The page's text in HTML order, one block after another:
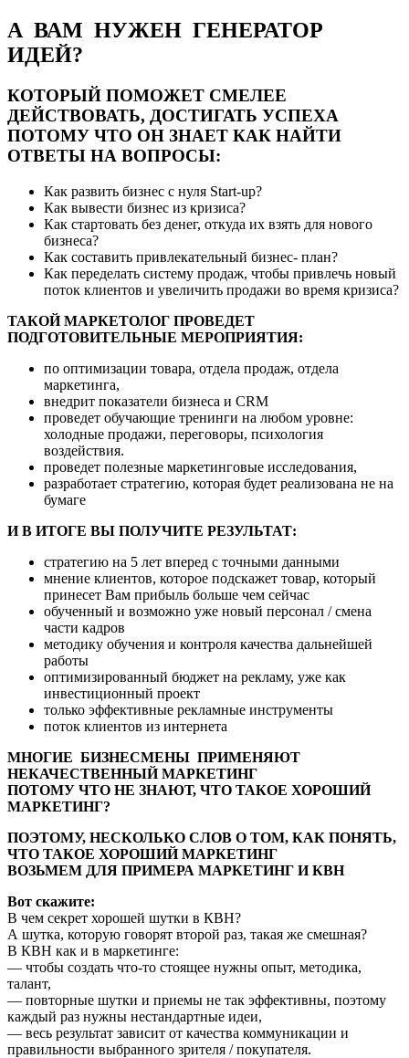
А ВАМ НУЖЕН ГЕНЕРАТОР
ИДЕЙ?
КОТОРЫЙ ПОМОЖЕТ СМЕЛЕЕ
ДЕЙСТВОВАТЬ, ДОСТИГАТЬ УСПЕХА
ПОТОМУ ЧТО ОН ЗНАЕТ КАК НАЙТИ
ОТВЕТЫ НА ВОПРОСЫ:
Как развить бизнес с нуля Start-up?
Как вывести бизнес из кризиса?
Как стартовать без денег, откуда их взять для нового
бизнеса?
Как составить привлекательный бизнес- план?
Как переделать систему продаж, чтобы привлечь новый
поток клиентов и увеличить продажи во время кризиса?
ТАКОЙ МАРКЕТОЛОГ ПРОВЕДЕТ
ПОДГОТОВИТЕЛЬНЫЕ МЕРОПРИЯТИЯ:
по оптимизации товара, отдела продаж, отдела
маркетинга,
внедрит показатели бизнеса и CRM
проведет обучающие тренинги на любом уровне:
холодные продажи, переговоры, психология
воздействия.
проведет полезные маркетинговые исследования,
разработает стратегию, которая будет реализована не на
бумаге
И В ИТОГЕ ВЫ ПОЛУЧИТЕ РЕЗУЛЬТАТ:
стратегию на 5 лет вперед с точными данными
мнение клиентов, которое подскажет товар, который
принесет Вам прибыль больше чем сейчас
обученный и возможно уже новый персонал / смена
части кадров
методику обучения и контроля качества дальнейшей
работы
оптимизированный бюджет на рекламу, уже как
инвестиционный проект
только эффективные рекламные инструменты
поток клиентов из интернета
МНОГИЕ БИЗНЕСМЕНЫ ПРИМЕНЯЮТ
НЕКАЧЕСТВЕННЫЙ МАРКЕТИНГ
ПОТОМУ ЧТО НЕ ЗНАЮТ, ЧТО ТАКОЕ ХОРОШИЙ
МАРКЕТИНГ?
ПОЭТОМУ, НЕСКОЛЬКО СЛОВ О ТОМ, КАК ПОНЯТЬ,
ЧТО ТАКОЕ ХОРОШИЙ МАРКЕТИНГ
ВОЗЬМЕМ ДЛЯ ПРИМЕРА МАРКЕТИНГ И КВН
Вот скажите:
В чем секрет хорошей шутки в КВН?
А шутка, которую говорят второй раз, такая же смешная?
В КВН как и в маркетинге:
— чтобы создать что-то стоящее нужны опыт, методика,
талант,
— повторные шутки и приемы не так эффективны, поэтому
каждый раз нужны нестандартные идеи,
— весь результат зависит от качества коммуникации и
правильности выбранного зрителя / покупателя.